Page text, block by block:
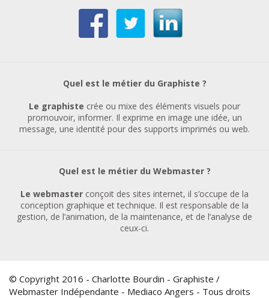
Quel est le métier du Graphiste ?
Le graphiste crée ou mixe des éléments visuels pour
promouvoir, informer. Il exprime en image une idée, un
message, une identité pour des supports imprimés ou web.
Quel est le métier du Webmaster ?
Le webmaster conçoit des sites internet, il s’occupe de la
conception graphique et technique. Il est responsable de la
gestion, de l’animation, de la maintenance, et de l’analyse de
ceux-ci.
© Copyright 2016 - Charlotte Bourdin - Graphiste /
Webmaster Indépendante - Mediaco Angers - Tous droits